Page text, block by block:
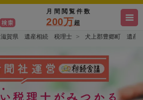
月間閲覧件数
200万超
滋賀県 遺産相続 税理士 犬上郡豊郷町 遺産